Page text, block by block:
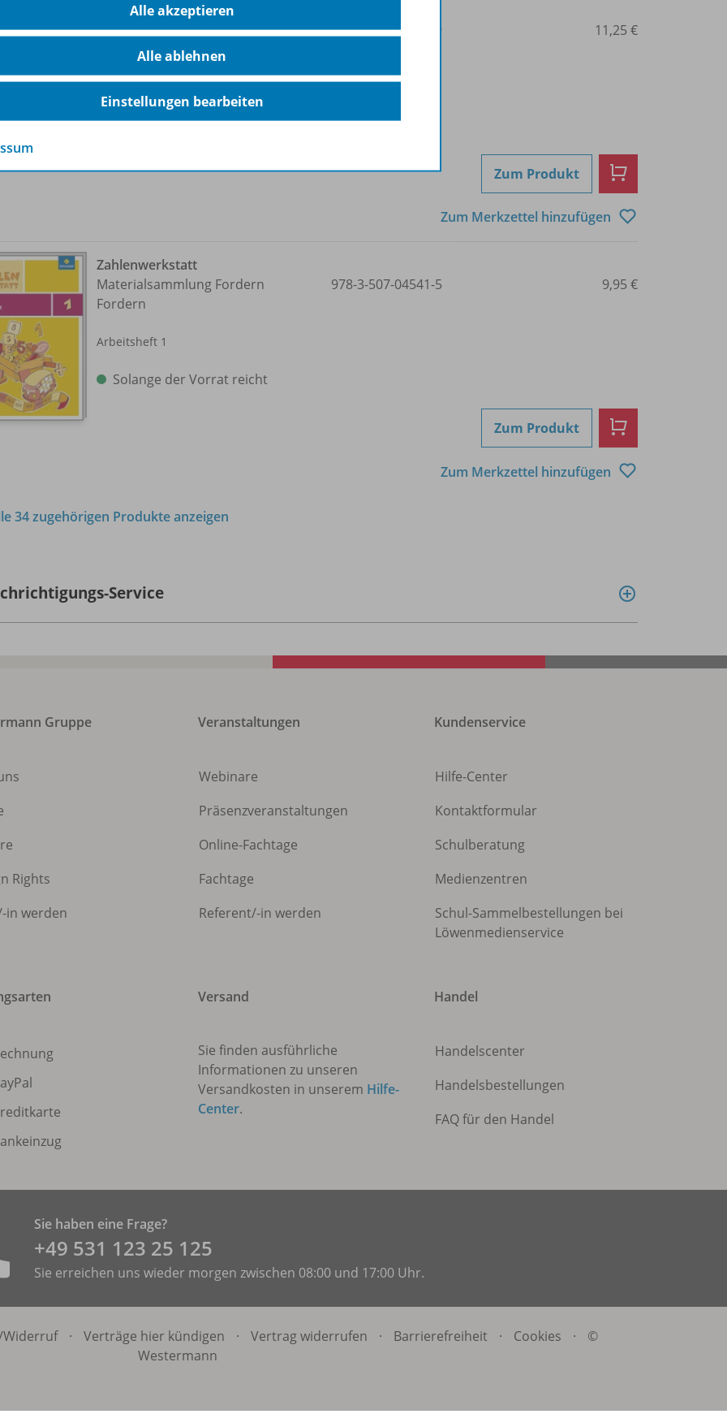
Zahlenwerkstatt
Materialsammlung Fördern
Fördern
Arbeitsheft 4
Solange der Vorrat reicht
978-3-507-04514-9 11,25 €
Zum Produkt
Zum Merkzettel hinzufügen
Zahlenwerkstatt
Materialsammlung Fordern
Fordern
Arbeitsheft 1
Solange der Vorrat reicht
978-3-507-04541-5 9,95 €
Zum Produkt
Zum Merkzettel hinzufügen
34 zugehörigen Produkte anzeigen
Service
Gruppe
Rights
-in werden
Veranstaltungen
Webinare
Präsenzveranstaltungen
Online-Fachtage
Fachtage
Referent/-in werden
Kundenservice
Hilfe-Center
Kontaktformular
Schulberatung
Medienzentren
Schul-Sammelbestellungen bei
Löwenmedienservice
Versand
Sie finden ausführliche
Informationen zu unseren
Versandkosten in unserem Hilfe-
Center.
Handel
Handelscenter
Handelsbestellungen
FAQ für den Handel
Sie haben eine Frage?
+49 531 ­123 25 125
Sie erreichen uns wieder morgen zwischen 08:00 und 17:00 Uhr.
Widerruf · Verträge hier kündigen · Vertrag widerrufen · Barrierefreiheit · Cookies ·
©
Westermann
Alle akzeptieren
Alle ablehnen
Einstellungen bearbeiten